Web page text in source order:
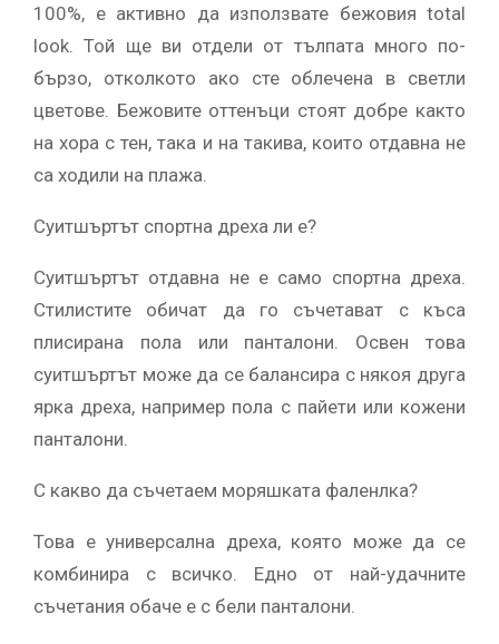
100%, е активно да използвате бежовия total
look. Той ще ви отдели от тълпата много по-
бързо, отколкото ако сте облечена в светли
цветове. Бежовите оттенъци стоят добре както
на хора с тен, така и на такива, които отдавна не
са ходили на плажа.
Суитшъртът спортна дреха ли е?
Суитшъртът отдавна не е само спортна дреха.
Стилистите обичат да го съчетават с къса
плисирана пола или панталони. Освен това
суитшъртът може да се балансира с някоя друга
ярка дреха, например пола с пайети или кожени
панталони.
С какво да съчетаем моряшката фаленлка?
Това е универсална дреха, която може да се
комбинира с всичко. Едно от най-удачните
съчетания обаче е с бели панталони.